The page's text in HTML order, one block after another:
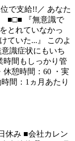
で支給!!／ あなた
■□■ 『無意識で
とれていなかっ
ていた...』 このよ
識症状にもいち
時間もしっかり管
憩時間：60 ・実
間：1ヵ月あたり
休み ■会社カレン